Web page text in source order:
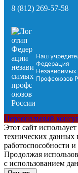
8 (812) 269-57-58
Наш
Федерация
Независимых
Профсоюзов
Персональный
Этот сайт
технических данных
работоспособности
Продолжая
с использованием